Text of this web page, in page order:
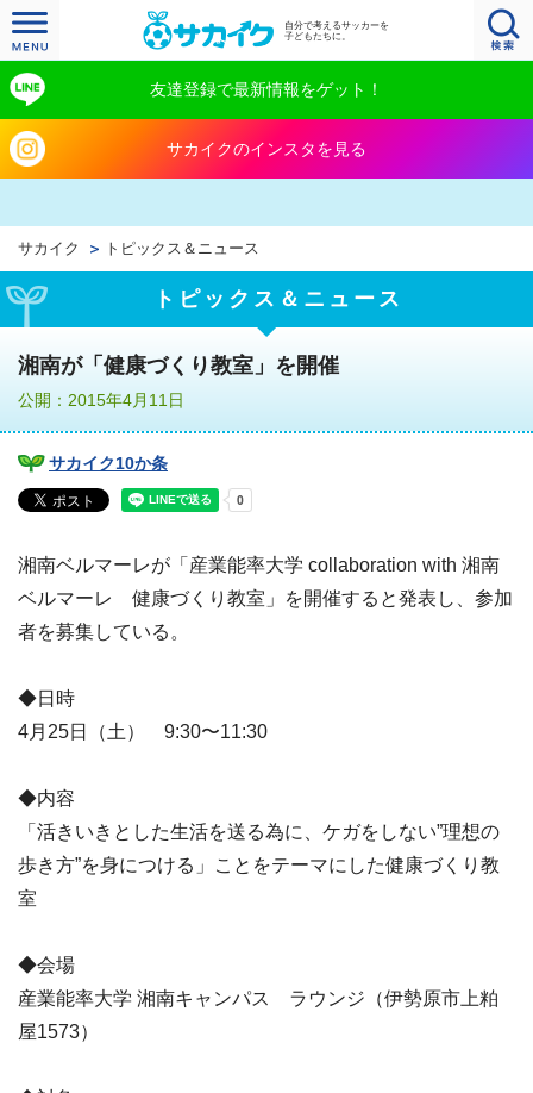
自分で考えるサッカーを
子どもたちに。
友達登録で最新情報をゲット！
サカイクのインスタを見る
サカイク トピックス＆ニュース
トピックス＆ニュース
湘南が「健康づくり教室」を開催
公開：2015年4月11日
サカイク10か条
湘南ベルマーレが「産業能率大学 collaboration with 湘南
ベルマーレ 健康づくり教室」を開催すると発表し、参加
者を募集している。
◆日時
4月25日（土） 9:30〜11:30
◆内容
「活きいきとした生活を送る為に、ケガをしない”理想の
歩き方”を身につける」ことをテーマにした健康づくり教
室
◆会場
産業能率大学 湘南キャンパス ラウンジ（伊勢原市上粕
屋1573）